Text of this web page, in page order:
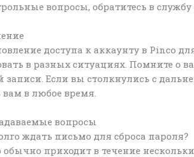
вопросы, обратитесь в
доступа к аккаунту в Pinco
в разных ситуациях. Помните о
записи. Если вы столкнулись с
в любое время.
вопросы
ждать письмо для сброса пароля?
приходит в течение